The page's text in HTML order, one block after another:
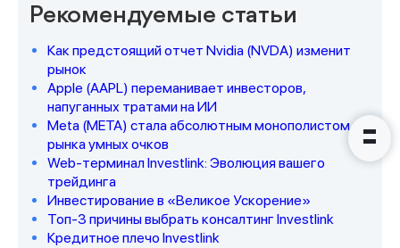
Рекомендуемые статьи
Как предстоящий отчет Nvidia (NVDA) изменит
рынок
Apple (AAPL) переманивает инвесторов,
напуганных тратами на ИИ
Meta (META) стала абсолютным монополистом
рынка умных очков
Web-терминал Investlink: Эволюция вашего
трейдинга
Инвестирование в «Великое Ускорение»
Топ-3 причины выбрать консалтинг Investlink
Кредитное плечо Investlink
Наши консультанты свяжутся с